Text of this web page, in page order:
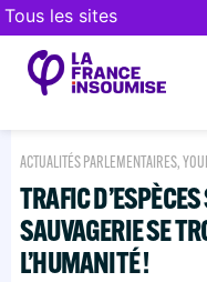
Tous les sites
ACTUALITÉS PARLEMENTAIRES,
TRAFIC
SAUVAGERIE SE
L’HUMANITÉ !